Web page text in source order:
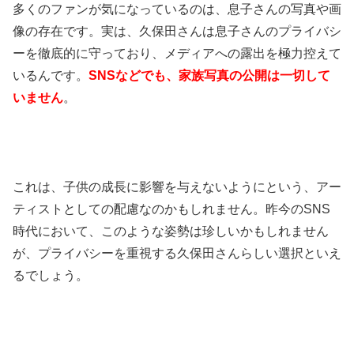
多くのファンが気になっているのは、息子さんの写真や画
像の存在です。実は、久保田さんは息子さんのプライバシ
ーを徹底的に守っており、メディアへの露出を極力控えて
いるんです。 SNSなどでも、家族写真の公開は一切して
いません。
これは、子供の成長に影響を与えないようにという、アー
ティストとしての配慮なのかもしれません。昨今のSNS
時代において、このような姿勢は珍しいかもしれません
が、プライバシーを重視する久保田さんらしい選択といえ
るでしょう。